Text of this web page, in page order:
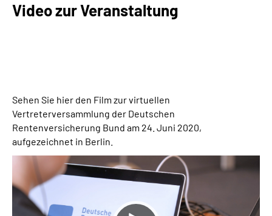
Rente
Über uns & Presse
Online-Services
Suche
Language
Video zur Veranstaltung
Sehen Sie hier den Film zur virtuellen
Vertreterversammlung der Deutschen
Rentenversicherung Bund am 24. Juni 2020,
aufgezeichnet in Berlin.